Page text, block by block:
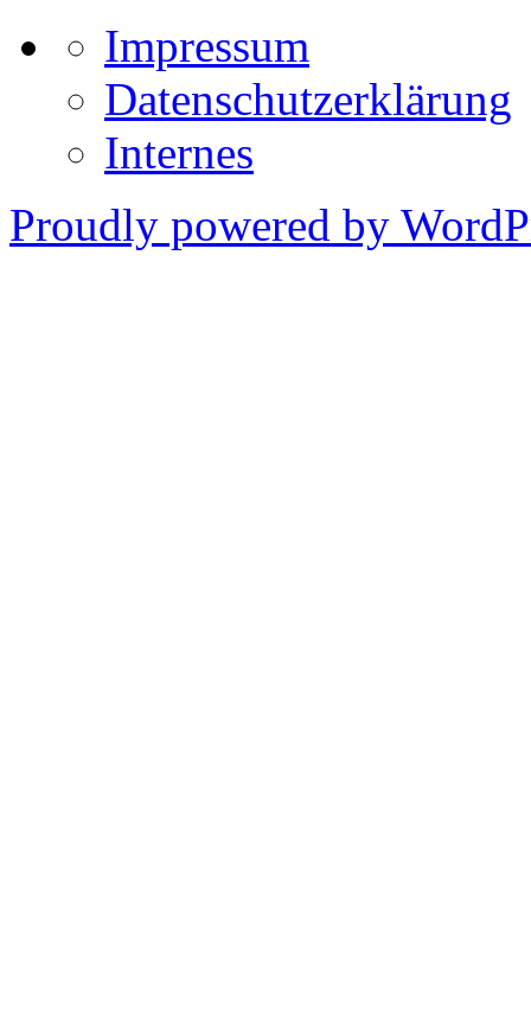
Impressum
Datenschutzerklärung
Internes
Proudly powered by